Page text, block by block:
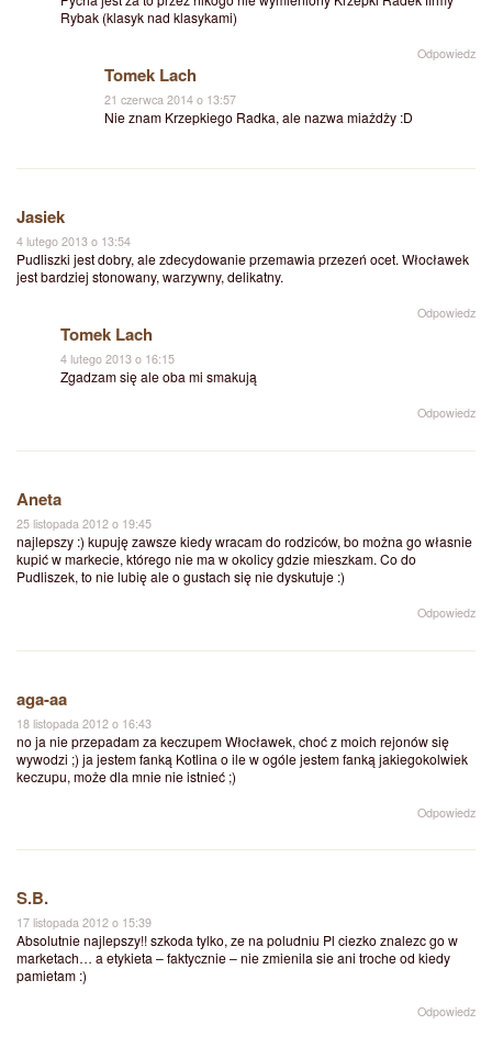
Rybak (klasyk nad klasykami)
Odpowiedz
Tomek Lach
21 czerwca 2014 o 13:57
Nie znam Krzepkiego Radka, ale nazwa miażdży :D
Jasiek
4 lutego 2013 o 13:54
Pudliszki jest dobry, ale zdecydowanie przemawia przezeń ocet. Włocławek
jest bardziej stonowany, warzywny, delikatny.
Odpowiedz
Tomek Lach
4 lutego 2013 o 16:15
Zgadzam się ale oba mi smakują
Odpowiedz
Aneta
25 listopada 2012 o 19:45
najlepszy :) kupuję zawsze kiedy wracam do rodziców, bo można go własnie
kupić w markecie, którego nie ma w okolicy gdzie mieszkam. Co do
Pudliszek, to nie lubię ale o gustach się nie dyskutuje :)
Odpowiedz
aga-aa
18 listopada 2012 o 16:43
no ja nie przepadam za keczupem Włocławek, choć z moich rejonów się
wywodzi ;) ja jestem fanką Kotlina o ile w ogóle jestem fanką jakiegokolwiek
keczupu, może dla mnie nie istnieć ;)
Odpowiedz
S.B.
17 listopada 2012 o 15:39
Absolutnie najlepszy!! szkoda tylko, ze na poludniu Pl ciezko znalezc go w
marketach… a etykieta – faktycznie – nie zmienila sie ani troche od kiedy
pamietam :)
Odpowiedz